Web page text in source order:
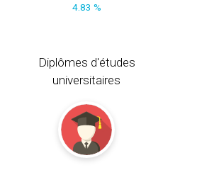
4.83 %
Diplômes d'études
universitaires